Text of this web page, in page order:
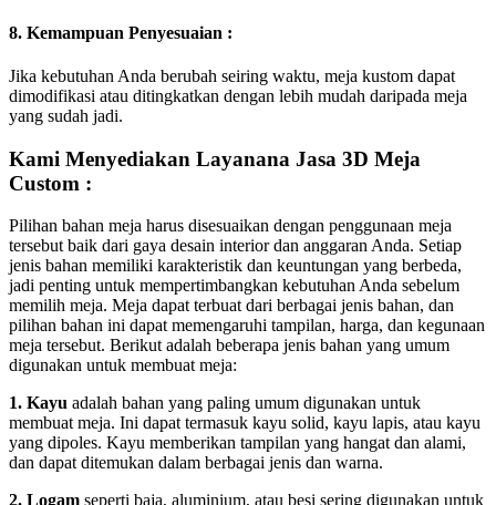
8. Kemampuan Penyesuaian :
Jika kebutuhan Anda berubah seiring waktu, meja kustom dapat
dimodifikasi atau ditingkatkan dengan lebih mudah daripada meja
yang sudah jadi.
Kami Menyediakan Layanana Jasa 3D Meja
Custom :
Pilihan bahan meja harus disesuaikan dengan penggunaan meja
tersebut baik dari gaya desain interior dan anggaran Anda. Setiap
jenis bahan memiliki karakteristik dan keuntungan yang berbeda,
jadi penting untuk mempertimbangkan kebutuhan Anda sebelum
memilih meja. Meja dapat terbuat dari berbagai jenis bahan, dan
pilihan bahan ini dapat memengaruhi tampilan, harga, dan kegunaan
meja tersebut. Berikut adalah beberapa jenis bahan yang umum
digunakan untuk membuat meja:
1. Kayu adalah bahan yang paling umum digunakan untuk
membuat meja. Ini dapat termasuk kayu solid, kayu lapis, atau kayu
yang dipoles. Kayu memberikan tampilan yang hangat dan alami,
dan dapat ditemukan dalam berbagai jenis dan warna.
2. Logam seperti baja, aluminium, atau besi sering digunakan untuk